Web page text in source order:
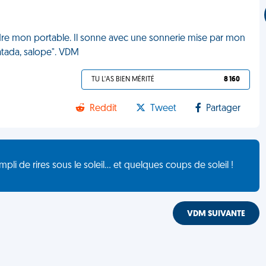
mon portable. Il sonne avec une sonnerie mise par mon
salope". VDM
TU L'AS BIEN MÉRITÉ 8 160
Reddit Tweet Partager
de rires sous le soleil... et quelques coups de soleil !
VDM SUIVANTE